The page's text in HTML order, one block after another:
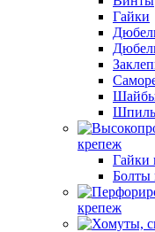
Гайки
крепеж
Гайки
Болты
крепеж